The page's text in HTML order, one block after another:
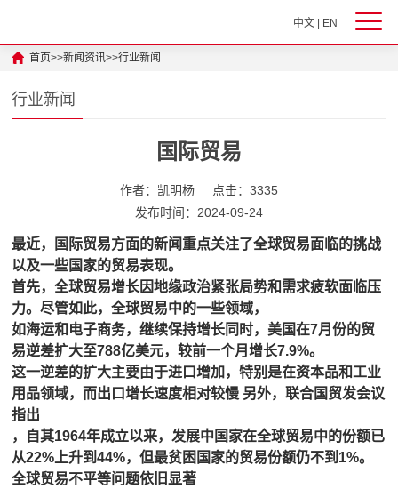
中文| EN
首页>>新闻资讯>>行业新闻
行业新闻
国际贸易
作者：凯明杨
点击：3335
发布时间：2024-09-24
最近，国际贸易方面的新闻重点关注了全球贸易面临的挑战
以及一些国家的贸易表现。
首先，全球贸易增长因地缘政治紧张局势和需求疲软面临压
力。尽管如此，全球贸易中的一些领域，
如海运和电子商务，继续保持增长同时，美国在7月份的贸
易逆差扩大至788亿美元，较前一个月增长7.9%。
这一逆差的扩大主要由于进口增加，特别是在资本品和工业
用品领域，而出口增长速度相对较慢 另外，联合国贸发会议
指出
，自其1964年成立以来，发展中国家在全球贸易中的份额已
从22%上升到44%，但最贫困国家的贸易份额仍不到1%。
全球贸易不平等问题依旧显著